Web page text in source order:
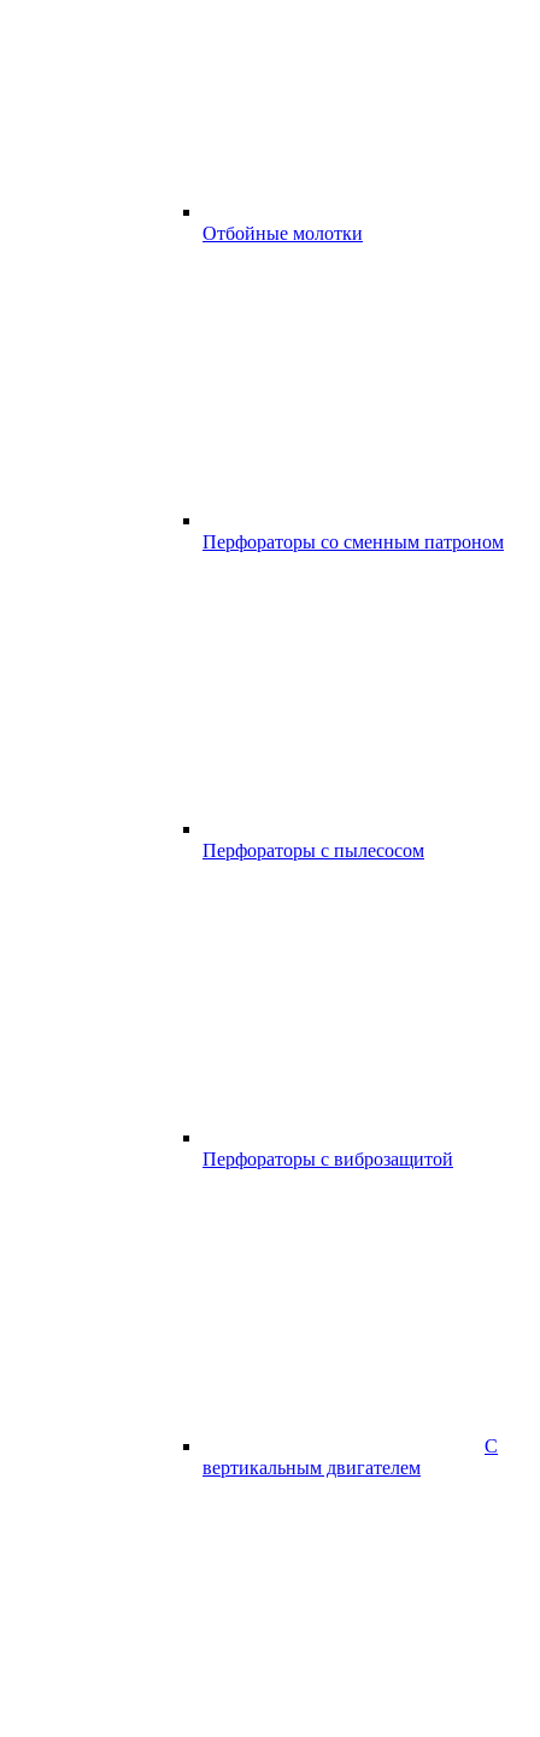
Отбойные молотки
Перфораторы со сменным патроном
Перфораторы с пылесосом
Перфораторы с виброзащитой
С
вертикальным двигателем